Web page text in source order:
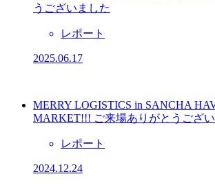
うございました
レポート
2025.06.17
MERRY LOGISTICS in SANCHA
MARKET!!! ご来場ありがとうござ
レポート
2024.12.24